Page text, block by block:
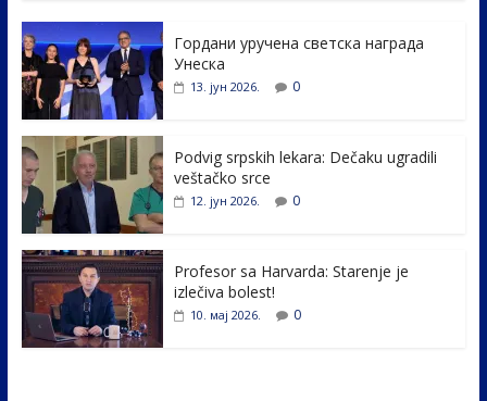
e
b
o
o
k
itt
er e
dI
e
Гордани уручена светска награда
Унеска
13. јун 2026. 0
Podvig srpskih lekara: Dečaku ugradili
veštačko srce
12. јун 2026. 0
Profesor sa Harvarda: Starenje je
izlečiva bolest!
10. мај 2026. 0